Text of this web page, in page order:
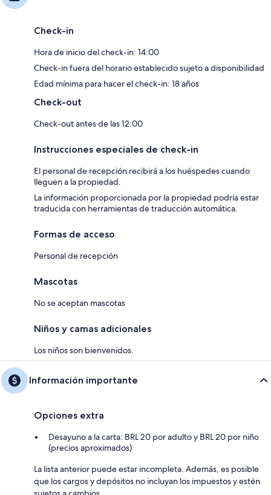
Check-in
Hora de inicio del check-in: 14:00
Check-in fuera del horario establecido sujeto a disponibilidad
Edad mínima para hacer el check-in: 18 años
Check-out
Check-out antes de las 12:00
Instrucciones especiales de check-in
El personal de recepción recibirá a los huéspedes cuando
lleguen a la propiedad.
La información proporcionada por la propiedad podría estar
traducida con herramientas de traducción automática.
Formas de acceso
Personal de recepción
Mascotas
No se aceptan mascotas
Niños y camas adicionales
Los niños son bienvenidos.
Información importante
Opciones extra
Desayuno a la carta: BRL 20 por adulto y BRL 20 por niño
(precios aproximados)
La lista anterior puede estar incompleta. Además, es posible
que los cargos y depósitos no incluyan los impuestos y estén